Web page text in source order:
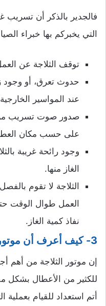
فالجدير بالذكر أن تسريب
التي يخبركم بها خبراء
توقف الثلاجة عن
حدوث تعرق، أو وجود
عند المواسير
صدور صوت تسريب من
على حسب مكان
وجود رائحة غريبة
الغاز منها.
الثلاجة لا تقوم
العمل طوال الوقت
نفاذ كمية الغاز.
3- كيف أعرف أن موتور الثلاجة لا يعمل؟
إن موتور الثلاجة من أهم
للكثير من الأعطال بشكل
أتم استعداد للقيام بعملية